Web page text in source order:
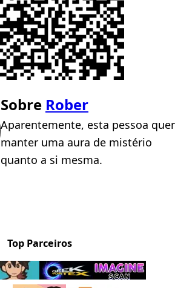
Sobre Rober
Aparentemente, esta pessoa quer
manter uma aura de mistério
quanto a si mesma.
Top Parceiros